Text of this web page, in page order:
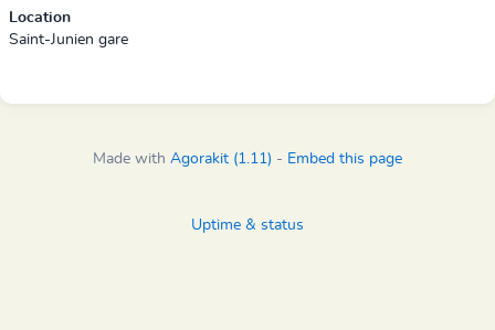
Location
Saint-Junien gare
Made with Agorakit (1.11) - Embed this page
Uptime & status